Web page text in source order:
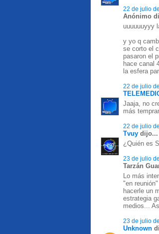
22 de julio
Anónimo
uuuuuuyyy
y yo q
se corto el
pasaron el
hace canal
la esfera
22 de julio
Jaaja, no
más
22 de julio
Tvuy dijo...
¿Quién es
23 de julio
Tarzán
Lo más
"en
hacerle un
estrategia
medios...
23 de julio
Unknown